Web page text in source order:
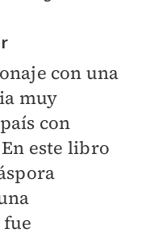
con una
muy
con
este libro
fue